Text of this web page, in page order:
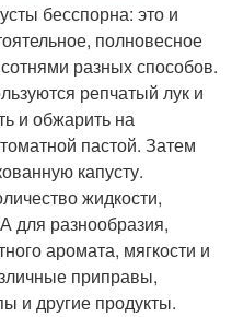
бесспорна: это и
полновесное
разных способов.
репчатый лук и
и обжарить на
пастой. Затем
капусту.
жидкости,
для разнообразия,
аромата, мягкости и
приправы,
и другие продукты.